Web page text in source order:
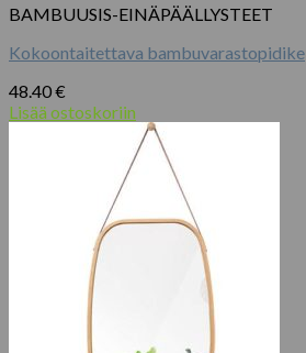
BAMBUUSIS-EINÄPÄÄLLYSTEET
Kokoontaitettava bambuvarastopidike
48.40€
Lisää ostoskoriin